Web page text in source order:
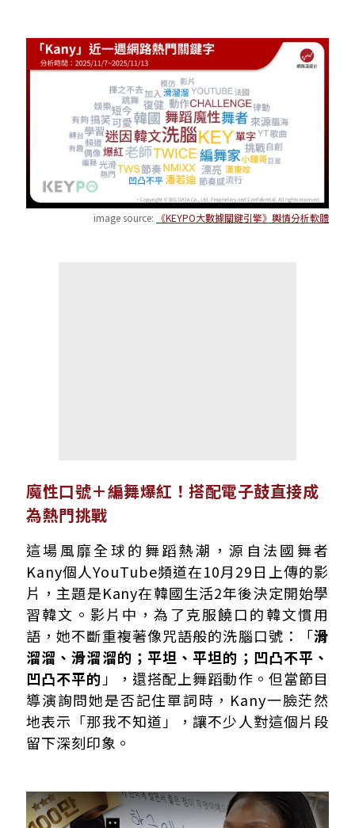
image source: 《KEYPO大數據關鍵引擎》輿情分析軟體
魔性口號＋編舞爆紅！搭配電子鼓直接成
為熱門挑戰
這場風靡全球的舞蹈熱潮，源自法國舞者
Kany個人YouTube頻道在10月29日上傳的影
片，主題是Kany在韓國生活2年後決定開始學
習韓文。影片中，為了克服饒口的韓文慣用
語，她不斷重複著像咒語般的洗腦口號：「滑
溜溜、滑溜溜的；平坦、平坦的；凹凸不平、
凹凸不平的 」，還搭配上舞蹈動作。但當節目
導演詢問她是否記住單詞時，Kany一臉茫然
地表示「那我不知道」，讓不少人對這個片段
留下深刻印象。